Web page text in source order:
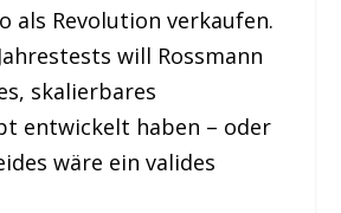
als Revolution verkaufen.
will Rossmann
skalierbares
entwickelt haben – oder
wäre ein valides